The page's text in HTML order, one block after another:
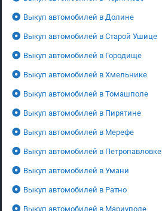
Выкуп автомобилей в Долине
Выкуп автомобилей в Старой Ушице
Выкуп автомобилей в Городище
Выкуп автомобилей в Хмельнике
Выкуп автомобилей в Томашполе
Выкуп автомобилей в Пирятине
Выкуп автомобилей в Мерефе
Выкуп автомобилей в Петропавловке
Выкуп автомобилей в Умани
Выкуп автомобилей в Ратно
Выкуп автомобилей в Мариуполе